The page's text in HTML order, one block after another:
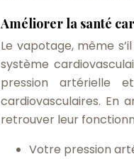
Améliorer la santé
Le vapotage, même
système
pression artérielle
cardiovasculaires. En
retrouver leur
Votre pression